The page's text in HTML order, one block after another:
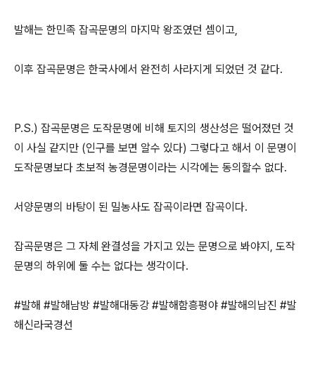
발해는 한민족 잡곡문명의 마지막 왕조였던 셈이고,
이후 잡곡문명은 한국사에서 완전히 사라지게 되었던 것 같다.
P.S.) 잡곡문명은 도작문명에 비해 토지의 생산성은 떨어졌던 것
이 사실 같지만 (인구를 보면 알수 있다) 그렇다고 해서 이 문명이
도작문명보다 초보적 농경문명이라는 시각에는 동의할수 없다.
서양문명의 바탕이 된 밀농사도 잡곡이라면 잡곡이다.
잡곡문명은 그 자체 완결성을 가지고 있는 문명으로 봐야지, 도작
문명의 하위에 둘 수는 없다는 생각이다.
#발해 #발해남방 #발해대동강 #발해함흥평야 #발해의남진 #발
해신라국경선